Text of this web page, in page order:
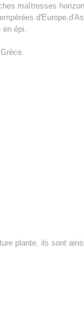
maîtresses
en épi.
plante, ils sont